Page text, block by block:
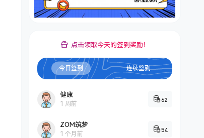
点击领取今天的签到奖励！
今日签到 连续签到
健康
1 周前
62
ZOM筑梦
1 个月前
54